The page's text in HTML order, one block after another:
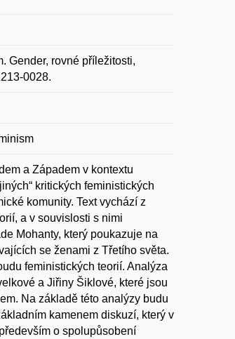
Gender, rovné příležitosti,
0028.
a Západem v kontextu
kritických feministických
komunity. Text vychází z
a v souvislosti s nimi
Mohanty, který poukazuje na
se ženami z Třetího světa.
feministických teorií. Analýza
a Jiřiny Šiklové, které jsou
Na základě této analýzy budu
kamenem diskuzí, který v
o spolupůsobení